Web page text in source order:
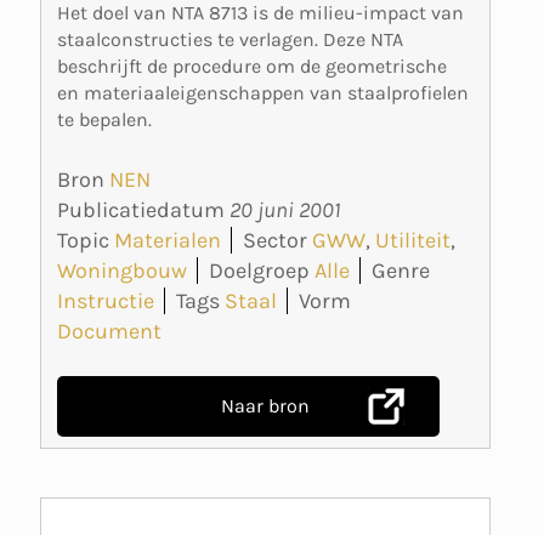
Het doel van NTA 8713 is de milieu-impact van
staalconstructies te verlagen. Deze NTA
beschrijft de procedure om de geometrische
en materiaaleigenschappen van staalprofielen
te bepalen.
Bron NEN
Publicatiedatum 20 juni 2001
Topic Materialen Sector GWW, Utiliteit,
Woningbouw
Doelgroep Alle
Genre
Instructie
Tags Staal
Vorm
Document
Naar bron